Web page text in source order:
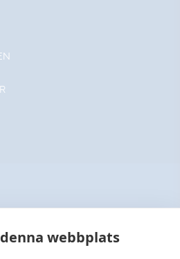
webbplats